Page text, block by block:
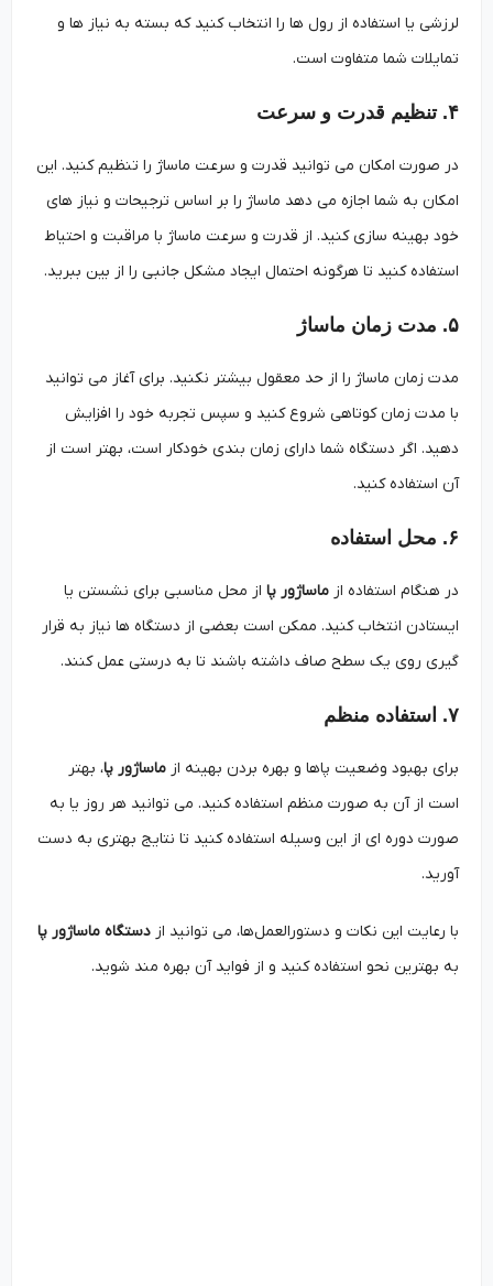
لرزشی یا استفاده از رول ‌ها را انتخاب کنید که بسته به نیاز ها و
تمایلات شما متفاوت است.
در صورت امکان می ‌توانید قدرت و سرعت ماساژ را تنظیم کنید. این
امکان به شما اجازه می ‌دهد ماساژ را بر اساس ترجیحات و نیاز های
خود بهینه‌ سازی کنید. از قدرت و سرعت ماساژ با مراقبت و احتیاط
استفاده کنید تا هرگونه احتمال ایجاد مشکل جانبی را از بین ببرید.
مدت زمان ماساژ را از حد معقول بیشتر نکنید. برای آغاز می ‌توانید
با مدت زمان کوتاهی شروع کنید و سپس تجربه خود را افزایش
دهید. اگر دستگاه شما دارای زمان ‌بندی خودکار است، بهتر است از
آن استفاده کنید.
در هنگام استفاده ازماساژور پااز محل مناسبی برای نشستن یا
ایستادن انتخاب کنید. ممکن است بعضی از دستگاه‌ ها نیاز به قرار
گیری روی یک سطح صاف داشته باشند تا به درستی عمل کنند.
برای بهبود وضعیت پاها و بهره‌ بردن بهینه ازماساژور پا، بهتر
است از آن به صورت منظم استفاده کنید. می‌ توانید هر روز یا به
صورت دوره ‌ای از این وسیله استفاده کنید تا نتایج بهتری به دست
آورید.
با رعایت این نکات و دستورالعمل‌ها، می ‌توانید ازدستگاه ماساژور پا
به بهترین نحو استفاده کنید و از فواید آن بهره ‌مند شوید.